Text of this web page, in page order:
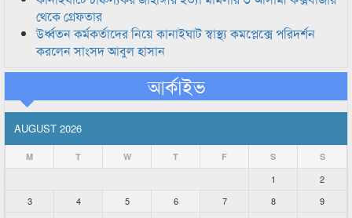
থেকে গ্রেফতার
উর্ধ্বতন কর্মকর্তাদের নিয়ে কানাইঘাট স্বাস্থ্য কমপ্লেক্সে পরিদর্শন
করলেন সাংসদ আবুল হাসান
আর্কাইভ
AUGUST 2026
M T W T F S S
1
2
3
4 5 6 7 8
9